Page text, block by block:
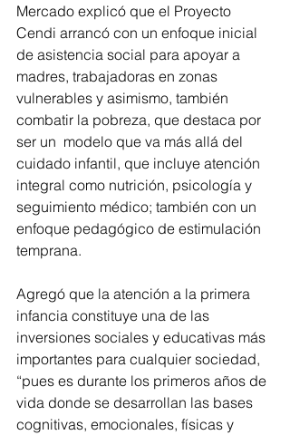
Mercado explicó que el Proyecto
Cendi arrancó con un enfoque inicial
de asistencia social para apoyar a
madres, trabajadoras en zonas
vulnerables y asimismo, también
combatir la pobreza, que destaca por
ser un  modelo que va más allá del
cuidado infantil, que incluye atención
integral como nutrición, psicología y
seguimiento médico; también con un
enfoque pedagógico de estimulación
temprana.
Agregó que la atención a la primera
infancia constituye una de las
inversiones sociales y educativas más
importantes para cualquier sociedad,
“pues es durante los primeros años de
vida donde se desarrollan las bases
cognitivas, emocionales, físicas y